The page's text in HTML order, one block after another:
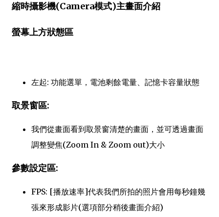
縮時攝影機(Camera模式)主畫面介紹
螢幕上方狀態區
左起: 功能選單，電池剩餘電量、記憶卡容量狀態
取景窗區:
我們從畫面看到取景窗清楚的畫面，並可透過畫面
調整變焦(Zoom In & Zoom out)大小
參數設定區:
FPS: [播放速率]代表我們所拍的照片會用每秒鐘幾
張來形成影片(選項部分稍後畫面介紹)